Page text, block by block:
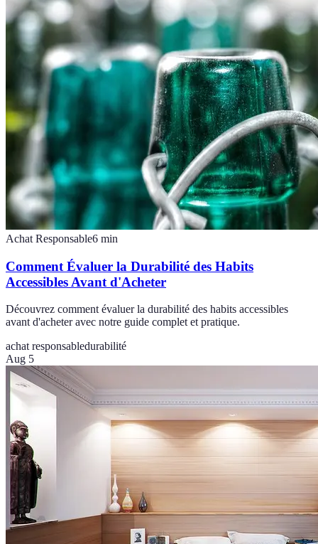
Achat Responsable6 min
Comment Évaluer la Durabilité des Habits
Accessibles Avant d'Acheter
Découvrez comment évaluer la durabilité des habits accessibles
avant d'acheter avec notre guide complet et pratique.
achat responsabledurabilité
Aug 5